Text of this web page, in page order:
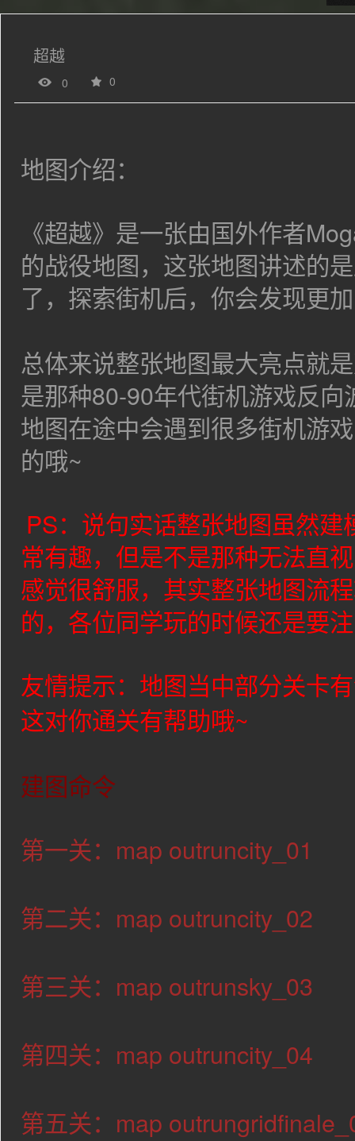
超越
0 0
地图介绍：
《超越》是一张由国外作者
的战役地图，这张地图讲述的
了，探索街机后，你会发现更
总体来说整张地图最大亮点就
是那种80-90年代街机游戏反
地图在途中会遇到很多街机游
的哦~
PS：说句实话整张地图虽然
常有趣，但是不是那种无法直
感觉很舒服，其实整张地图流
的，各位同学玩的时候还是要
友情提示：地图当中部分关卡
这对你通关有帮助哦~
建图命令
第一关：map outruncity_01
第二关：map outruncity_02
第三关：map outrunsky_03
第四关：map outruncity_04
第五关：map